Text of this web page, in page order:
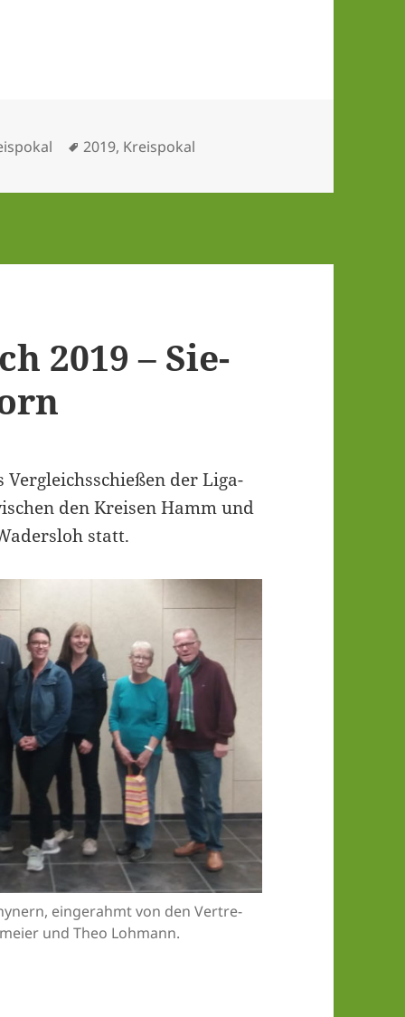
Schlagwörter
2019, Kreispokal
2019 – Sie­
Ver­gleichs­schie­ßen der Liga-
den Krei­sen Hamm und
statt.
ein­ge­rahmt von den Ver­tre­
und Theo Lohmann.